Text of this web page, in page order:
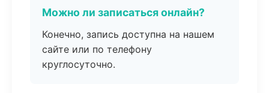
Можно ли записаться онлайн?
Конечно, запись доступна на нашем
сайте или по телефону
круглосуточно.